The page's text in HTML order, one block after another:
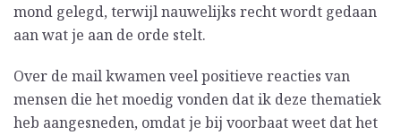
mond gelegd, terwijl nauwelijks recht wordt gedaan
aan wat je aan de orde stelt.
Over de mail kwamen veel positieve reacties van
mensen die het moedig vonden dat ik deze thematiek
heb aangesneden, omdat je bij voorbaat weet dat het